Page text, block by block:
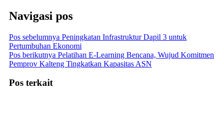
Navigasi pos
Pos sebelumnya Peningkatan Infrastruktur Dapil 3 untuk
Pertumbuhan Ekonomi
Pos berikutnya Pelatihan E-Learning Bencana, Wujud Komitmen
Pemprov Kalteng Tingkatkan Kapasitas ASN
Pos terkait